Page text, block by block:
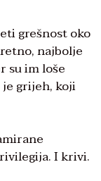
grešnost oko
najbolje
su im loše
grijeh, koji
I krivi.